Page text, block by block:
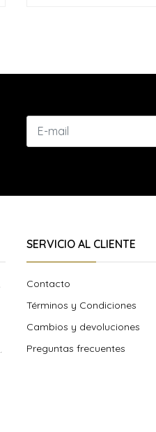
SERVICIO AL CLIENTE
Contacto
Términos y Condiciones
Cambios y devoluciones
Preguntas frecuentes